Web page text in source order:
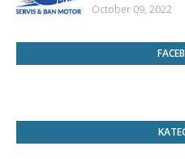
October 09, 2022